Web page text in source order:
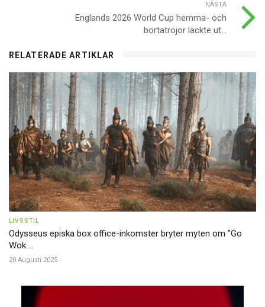
NÄSTA
Englands 2026 World Cup hemma- och
bortatröjor läckte ut...
RELATERADE ARTIKLAR
LIVSSTIL
Odysseus episka box office-inkomster bryter myten om "Go
Wok ...
20 Augusti 2025